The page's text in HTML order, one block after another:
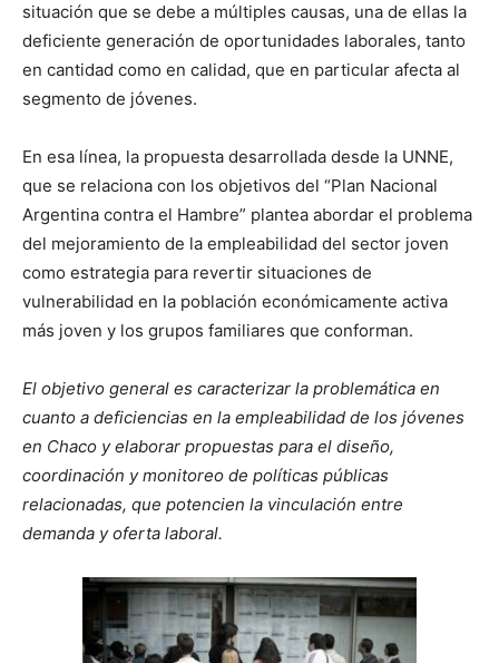
situación que se debe a múltiples causas, una de ellas la
deficiente generación de oportunidades laborales, tanto
en cantidad como en calidad, que en particular afecta al
segmento de jóvenes.
En esa línea, la propuesta desarrollada desde la UNNE,
que se relaciona con los objetivos del “Plan Nacional
Argentina contra el Hambre” plantea abordar el problema
del mejoramiento de la empleabilidad del sector joven
como estrategia para revertir situaciones de
vulnerabilidad en la población económicamente activa
más joven y los grupos familiares que conforman.
El objetivo general es caracterizar la problemática en
cuanto a deficiencias en la empleabilidad de los jóvenes
en Chaco y elaborar propuestas para el diseño,
coordinación y monitoreo de políticas públicas
relacionadas, que potencien la vinculación entre
demanda y oferta laboral.